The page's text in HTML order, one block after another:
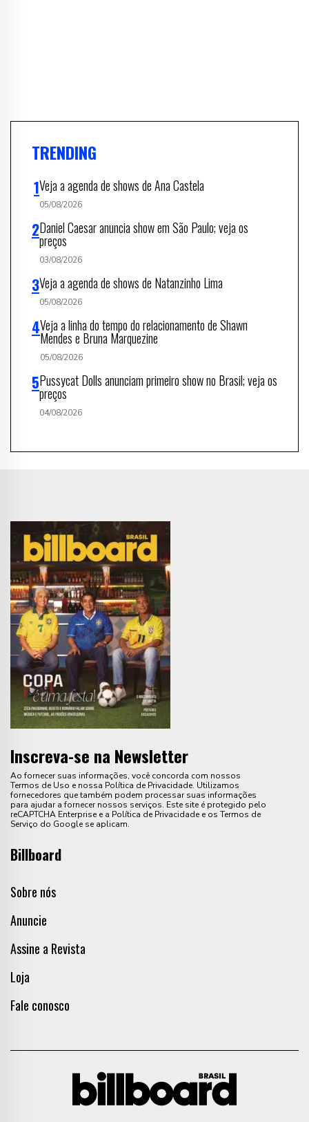
TRENDING
Veja a agenda de shows de Ana Castela
05/08/2026
Daniel Caesar anuncia show em São Paulo; veja os
preços
03/08/2026
Veja a agenda de shows de Natanzinho Lima
05/08/2026
Veja a linha do tempo do relacionamento de Shawn
Mendes e Bruna Marquezine
05/08/2026
Pussycat Dolls anunciam primeiro show no Brasil; veja os
preços
04/08/2026
Inscreva-se na Newsletter
Ao fornecer suas informações, você concorda com nossos
Termos de Uso e nossa Política de Privacidade. Utilizamos
fornecedores que também podem processar suas informações
para ajudar a fornecer nossos serviços. Este site é protegido pelo
reCAPTCHA Enterprise e a Política de Privacidade e os Termos de
Serviço do Google se aplicam.
Billboard
Sobre nós
Anuncie
Assine a Revista
Loja
Fale conosco